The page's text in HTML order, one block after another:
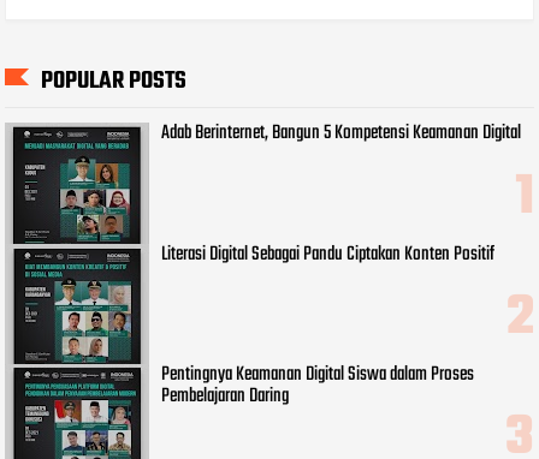
POPULAR POSTS
Adab Berinternet, Bangun 5 Kompetensi Keamanan Digital
Literasi Digital Sebagai Pandu Ciptakan Konten Positif
Pentingnya Keamanan Digital Siswa dalam Proses
Pembelajaran Daring